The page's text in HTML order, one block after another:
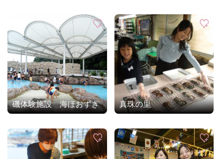
磯体験施設 海ほおずき 真珠の里